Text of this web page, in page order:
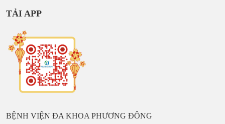
TẢI APP
BỆNH VIỆN ĐA KHOA PHƯƠNG ĐÔNG